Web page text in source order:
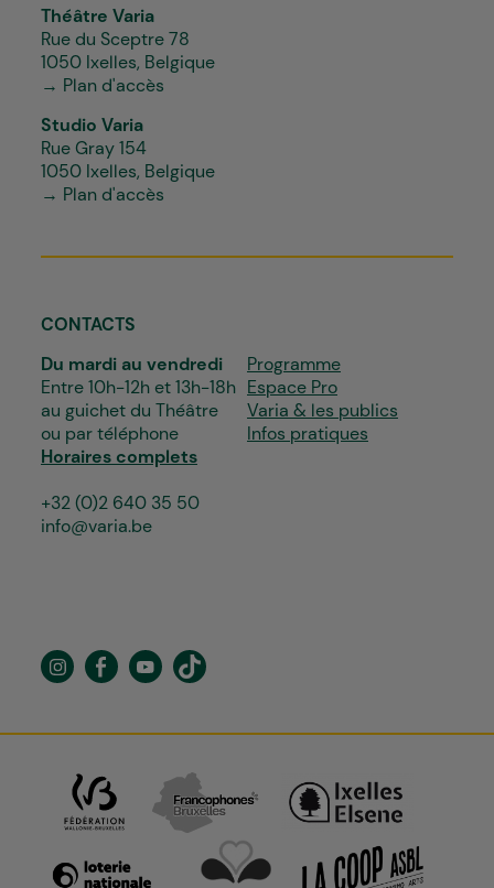
Théâtre Varia
Rue du Sceptre 78
1050 Ixelles, Belgique
→ Plan d'accès
Studio Varia
Rue Gray 154
1050 Ixelles, Belgique
→ Plan d'accès
CONTACTS
Du mardi au vendredi
Entre 10h-12h et 13h-18h
au guichet du Théâtre
ou par téléphone
Horaires complets
+32 (0)2 640 35 50
info@varia.be
Programme
Espace Pro
Varia & les publics
Infos pratiques